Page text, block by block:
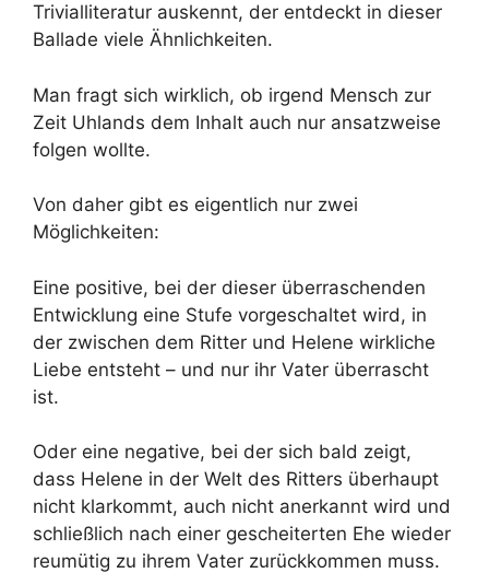
Trivialliteratur auskennt, der entdeckt in dieser
Ballade viele Ähnlichkeiten.
Man fragt sich wirklich, ob irgend Mensch zur
Zeit Uhlands dem Inhalt auch nur ansatzweise
folgen wollte.
Von daher gibt es eigentlich nur zwei
Möglichkeiten:
Eine positive, bei der dieser überraschenden
Entwicklung eine Stufe vorgeschaltet wird, in
der zwischen dem Ritter und Helene wirkliche
Liebe entsteht – und nur ihr Vater überrascht
ist.
Oder eine negative, bei der sich bald zeigt,
dass Helene in der Welt des Ritters überhaupt
nicht klarkommt, auch nicht anerkannt wird und
schließlich nach einer gescheiterten Ehe wieder
reumütig zu ihrem Vater zurückkommen muss.